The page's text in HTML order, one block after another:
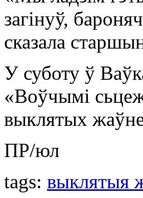
загінуў,
сказала
У суботу ў
«Воўчымі
выклятых
ПР/юл
tags: выклятыя